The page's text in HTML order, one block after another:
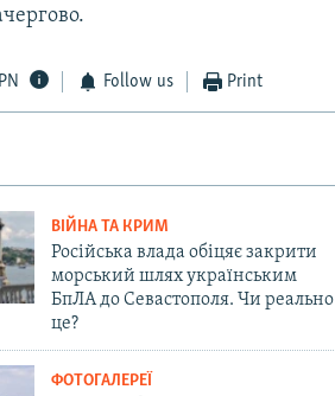
Follow us Print
ВІЙНА ТА КРИМ
Російська влада обіцяє закрити
морський шлях українським
БпЛА до Севастополя. Чи реально
це?
ФОТОГАЛЕРЕЇ